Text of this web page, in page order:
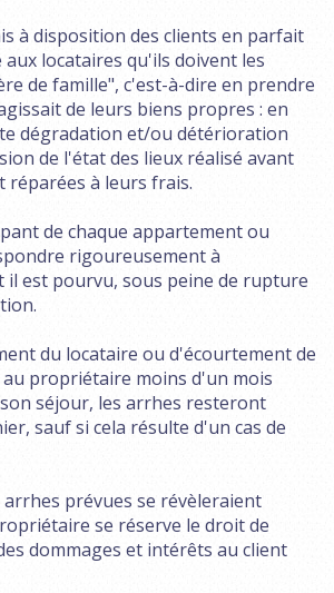
à disposition des clients en parfait
locataires qu'ils doivent les
de famille", c'est-à-dire en prendre
de leurs biens propres : en
dégradation et/ou détérioration
de l'état des lieux réalisé avant
à leurs frais.
de chaque appartement ou
rigoureusement à
il est pourvu, sous peine de rupture
du locataire ou d'écourtement de
propriétaire moins d'un mois
séjour, les arrhes resteront
sauf si cela résulte d'un cas de
arrhes prévues se révèleraient
se réserve le droit de
dommages et intérêts au client